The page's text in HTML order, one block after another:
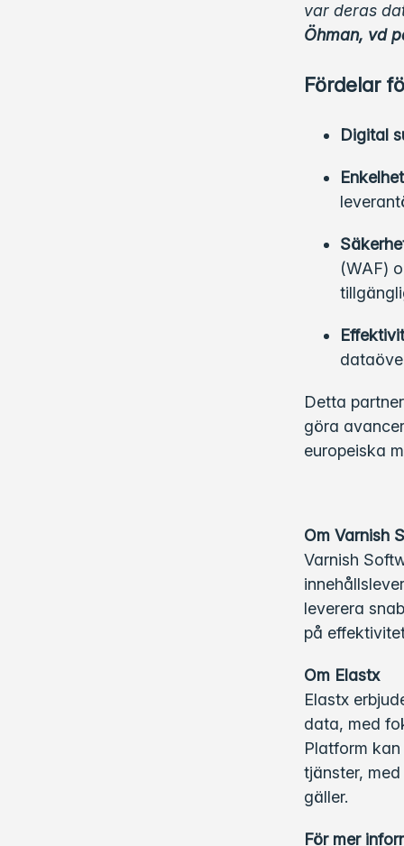
var deras
Öhman, vd
Fördelar
Digital
(WAF)
Detta
göra
europeiska
Om Varnish
Varnish
leverera
på
Om Elastx
Elastx
data, med
Platform
tjänster,
gäller.
För mer